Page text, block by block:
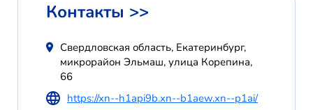
Контакты >>
Свердловская область, Екатеринбург,
микрорайон Эльмаш, улица Корепина,
66
https://xn--h1api9b.xn--b1aew.xn--p1ai/